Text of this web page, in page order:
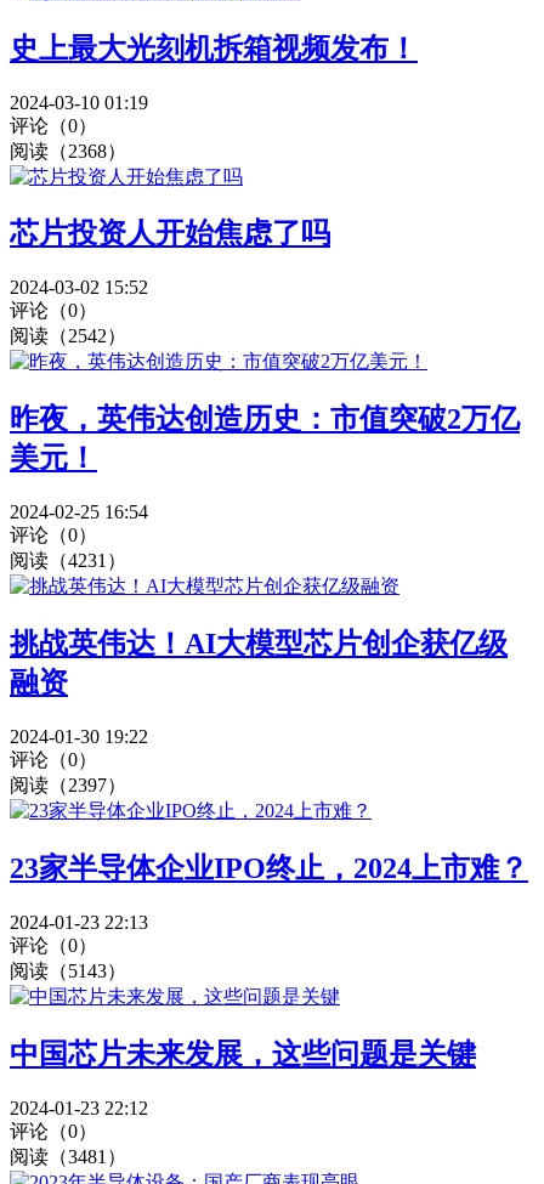
史上最大光刻机拆箱视频发布！
2024-03-10 01:19
评论（0）
阅读（2368）
芯片投资人开始焦虑了吗
2024-03-02 15:52
评论（0）
阅读（2542）
昨夜，英伟达创造历史：市值突破2万亿
美元！
2024-02-25 16:54
评论（0）
阅读（4231）
挑战英伟达！AI大模型芯片创企获亿级
融资
2024-01-30 19:22
评论（0）
阅读（2397）
23家半导体企业IPO终止，2024上市难？
2024-01-23 22:13
评论（0）
阅读（5143）
中国芯片未来发展，这些问题是关键
2024-01-23 22:12
评论（0）
阅读（3481）